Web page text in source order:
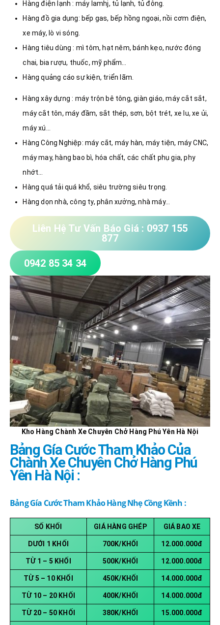
Hàng điện lạnh : máy lamhj, tủ lạnh, tủ đông.
Hàng đồ gia dụng: bếp gas, bếp hồng ngoại, nồi cơm điện,
xe máy, lò vi sóng.
Hàng tiêu dùng : mì tôm, hạt nêm, bánh kẹo, nước đóng
chai, bia rượu, thuốc, mỹ phẩm…
Hàng quảng cáo sự kiện, triển lãm.
Hàng xây dựng : máy trộn bê tông, giàn giáo, máy cắt sắt,
máy cắt tôn, máy đầm, sắt thép, sơn, bột trét, xe lu, xe ủi,
máy xú…
Hàng Công Nghiệp: máy cắt, máy hàn, máy tiện, máy CNC,
máy may, hàng bao bì, hóa chất, các chất phụ gia, phy
nhớt…
Hàng quá tải quá khổ, siêu trường siêu trọng.
Hàng dọn nhà, công ty, phân xưởng, nhà máy…
Liên Hệ Tư Vấn Báo Giá : 0937 155
877
0942 85 34 34
Kho Hàng Chành Xe Chuyên Chở Hàng Phú Yên Hà Nội
Bảng Gía Cước Tham Khảo Của
Chành Xe Chuyên Chở Hàng Phú
Yên Hà Nội :
Bảng Gía Cước Tham Khảo Hàng Nhẹ Cồng Kềnh :
SỐ KHỐI GIÁ HÀNG GHÉP GIÁ BAO XE
DƯỚI 1 KHỐI 700K/KHỐI 12.000.000đ
TỪ 1 – 5 KHỐI 500K/KHỐI 12.000.000đ
TỪ 5 – 10 KHỐI 450K/KHỐI 14.000.000đ
TỪ 10 – 20 KHỐI 400K/KHỐI 14.000.000đ
TỪ 20 – 50 KHỐI 380K/KHỐI 15.000.000đ